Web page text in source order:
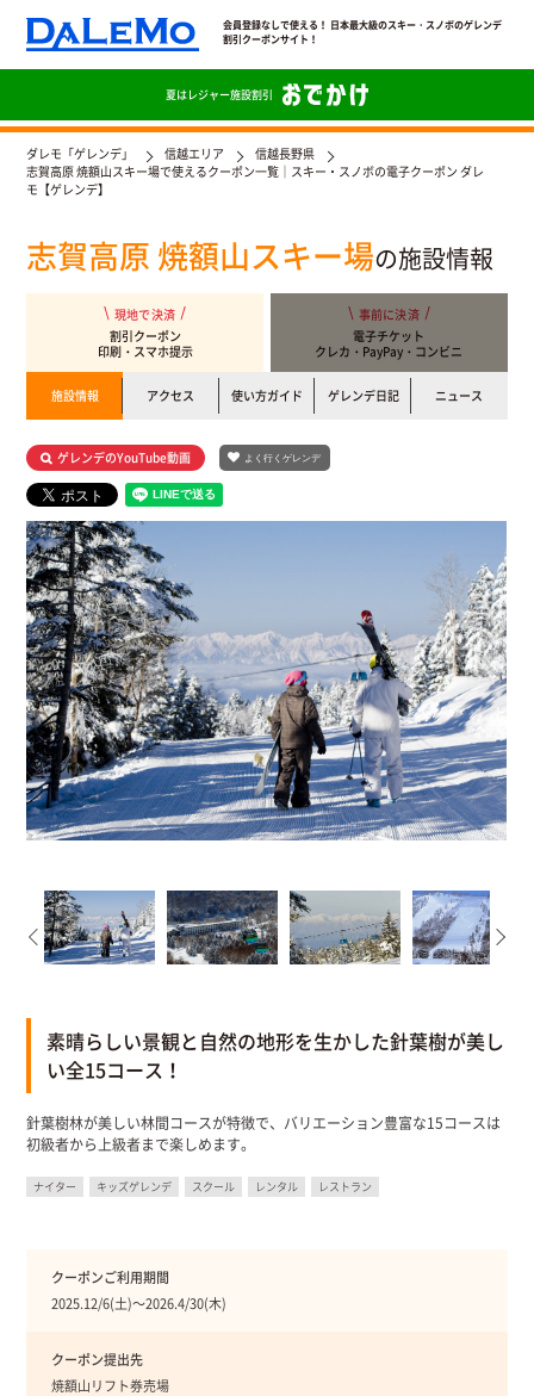
会員登録なしで使える！ 日本最大級のスキー・スノボのゲレンデ
割引クーポンサイト！
夏はレジャー施設割引
ダレモ「ゲレンデ」 信越エリア
信越長野県
志賀高原 焼額山スキー場で使えるクーポン一覧｜スキー・スノボの電子クーポン ダレ
モ【ゲレンデ】
志賀高原 焼額山スキー場の施設情報
現地で決済
割引クーポン
印刷・スマホ提示
事前に決済
電子チケット
クレカ・PayPay・コンビニ
施設情報 アクセス 使い方ガイド ゲレンデ日記 ニュース
ゲレンデのYouTube動画 よく行くゲレンデ
素晴らしい景観と自然の地形を生かした針葉樹が美し
い全15コース！
針葉樹林が美しい林間コースが特徴で、バリエーション豊富な15コースは
初級者から上級者まで楽しめます。
ナイター キッズゲレンデ スクール レンタル レストラン
クーポンご利用期間
2025.12/6(土)〜2026.4/30(木)
クーポン提出先
焼額山リフト券売場